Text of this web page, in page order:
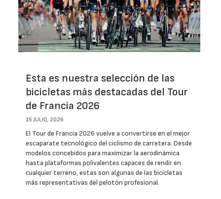
Esta es nuestra selección de las
bicicletas más destacadas del Tour
de Francia 2026
15 JULIO, 2026
El Tour de Francia 2026 vuelve a convertirse en el mejor
escaparate tecnológico del ciclismo de carretera. Desde
modelos concebidos para maximizar la aerodinámica
hasta plataformas polivalentes capaces de rendir en
cualquier terreno, estas son algunas de las bicicletas
más representativas del pelotón profesional.